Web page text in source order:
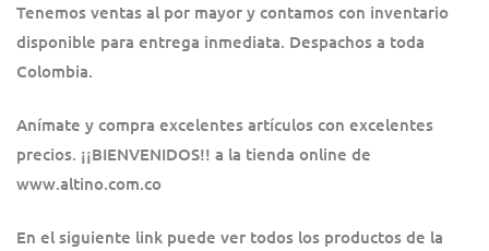
Tenemos ventas al por mayor y contamos con inventario
disponible para entrega inmediata. Despachos a toda
Colombia.
Anímate y compra excelentes artículos con excelentes
precios. ¡¡BIENVENIDOS!! a la tienda online de
www.altino.com.co
En el siguiente link puede ver todos los productos de la